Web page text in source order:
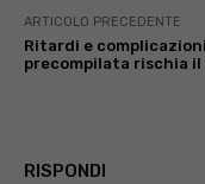
ARTICOLO PRECEDENTE
Ritardi e
precompilata rischia il
RISPONDI